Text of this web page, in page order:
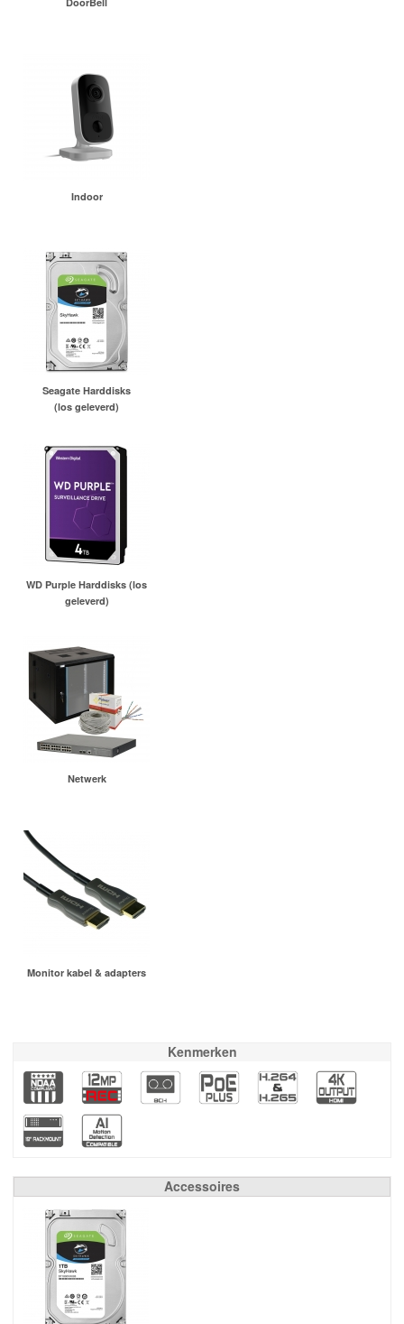
Indoor
Seagate Harddisks
(los geleverd)
WD Purple Harddisks (los
geleverd)
Netwerk
Monitor kabel & adapters
Kenmerken
Accessoires